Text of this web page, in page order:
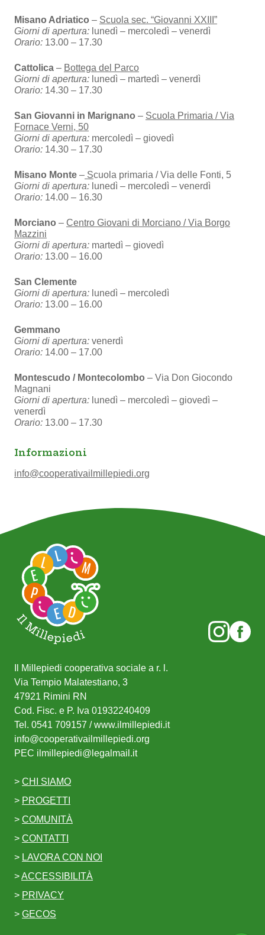
Misano Adriatico – Scuola sec. “Giovanni XXIII”
Giorni di apertura: lunedì – mercoledì – venerdì
Orario: 13.00 – 17.30
Cattolica – Bottega del Parco
Giorni di apertura: lunedì – martedì – venerdì
Orario: 14.30 – 17.30
San Giovanni in Marignano – Scuola Primaria / Via
Fornace Verni, 50
Giorni di apertura: mercoledì – giovedì
Orario: 14.30 – 17.30
Misano Monte – Scuola primaria / Via delle Fonti, 5
Giorni di apertura: lunedì – mercoledì – venerdì
Orario: 14.00 – 16.30
Morciano – Centro Giovani di Morciano / Via Borgo
Mazzini
Giorni di apertura: martedì – giovedì
Orario: 13.00 – 16.00
San Clemente
Giorni di apertura: lunedì – mercoledì
Orario: 13.00 – 16.00
Gemmano
Giorni di apertura: venerdì
Orario: 14.00 – 17.00
Montescudo / Montecolombo – Via Don Giocondo
Magnani
Giorni di apertura: lunedì – mercoledì – giovedì –
venerdì
Orario: 13.00 – 17.30
Informazioni
info@cooperativailmillepiedi.org
Il Millepiedi cooperativa sociale a r. l.
Via Tempio Malatestiano, 3
47921 Rimini RN
Cod. Fisc. e P. Iva 01932240409
Tel. 0541 709157 / www.ilmillepiedi.it
info@cooperativailmillepiedi.org
PEC ilmillepiedi@legalmail.it
> CHI SIAMO
> PROGETTI
> COMUNITÀ
> CONTATTI
> LAVORA CON NOI
>ACCESSIBILITÀ
> PRIVACY
> GECOS